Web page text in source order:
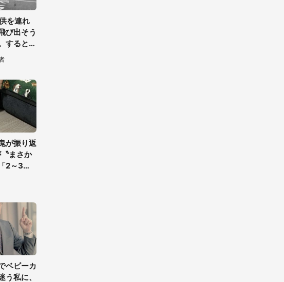
を連れ
び出そう
すると突
（福岡
が振り返
まさか
2～3分
ベビーカ
う私に、